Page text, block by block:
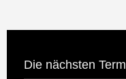
Die nächsten